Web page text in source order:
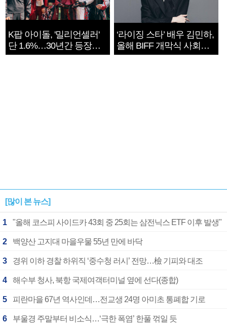
K팝 아이돌, '밀리언셀러'
단 1.6%…30년간 등장
1182개팀 전수조사
‘라이징 스타’ 배우 김민하,
올해 BIFF 개막식 사회자
확정
[많이 본 뉴스]
1 "올해 코스피 사이드카 43회 중 25회는 삼전닉스 ETF 이후 발생"
2 백양산 고지대 마을우물 55년 만에 바닥
3 경위 이하 경찰 하위직 ‘중수청 러시’ 전망…檢 기피와 대조
4 해수부 청사, 북항 국제여객터미널 옆에 선다(종합)
5 피란마을 67년 역사인데…전교생 24명 아미초 통폐합 기로
6 부울경 주말부터 비소식…‘극한 폭염’ 한풀 꺾일 듯